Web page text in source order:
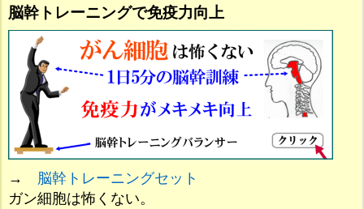
脳幹トレーニングで免疫力向上
→ 脳幹トレーニングセット
ガン細胞は怖くない。